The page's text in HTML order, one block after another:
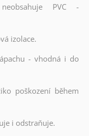
PVC -
izolace.
- vhodná i do
poškození během
i odstraňuje.